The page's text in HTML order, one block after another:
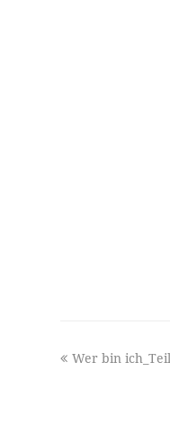
previous
Wer bin